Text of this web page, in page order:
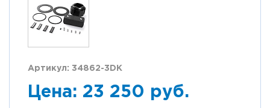
Артикул: 34862-3DK
Цена: 23 250 руб.